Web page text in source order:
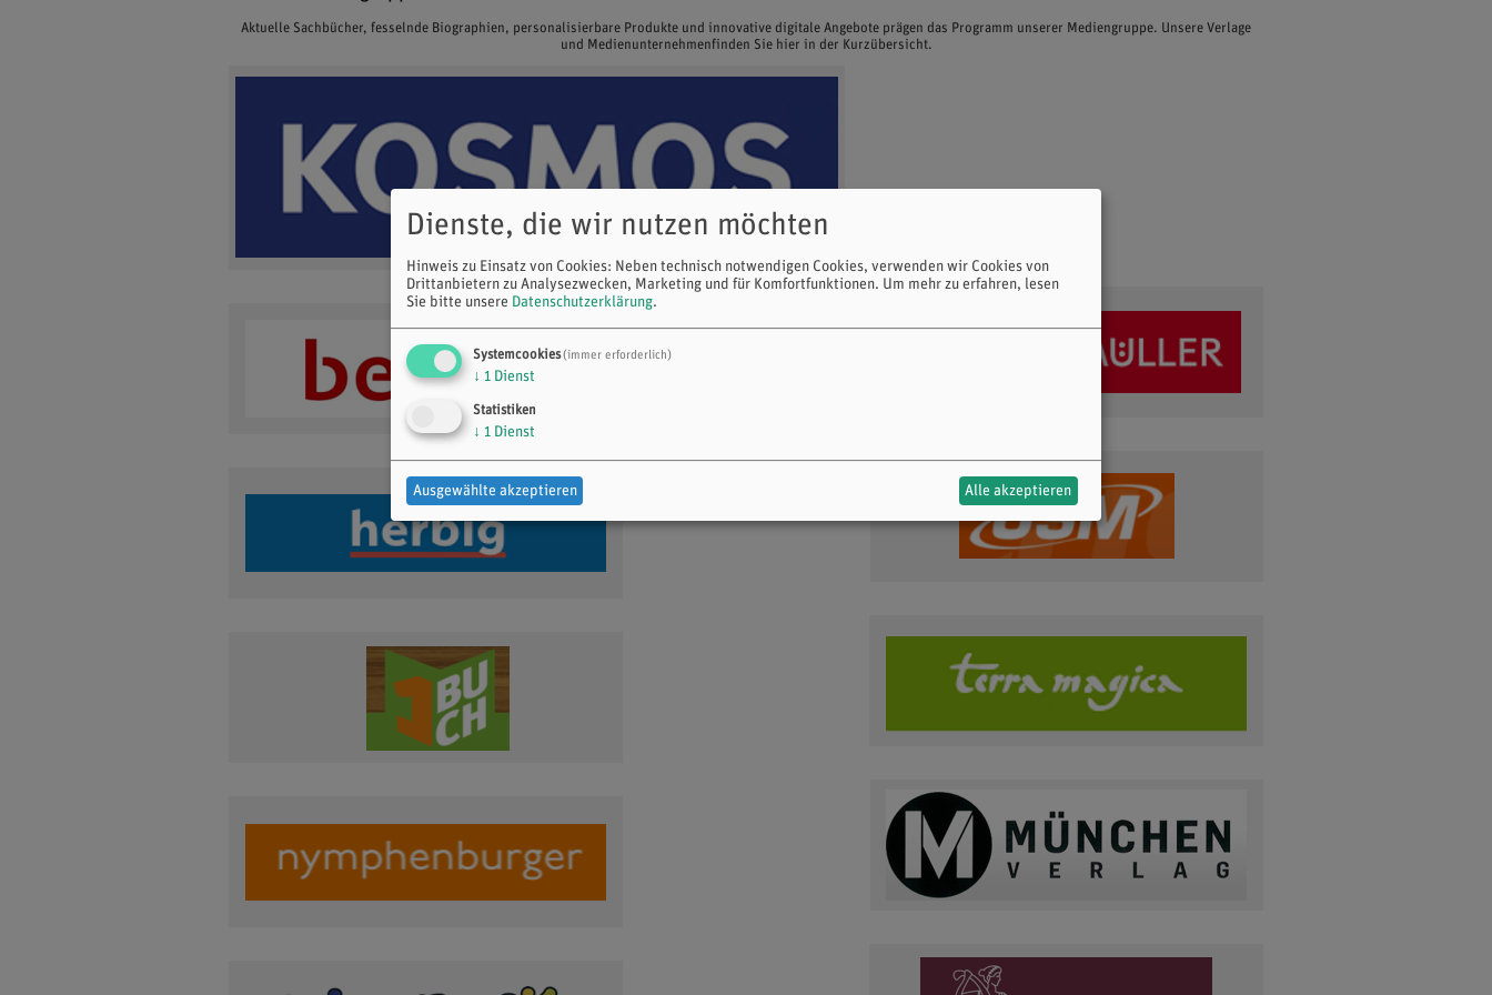
Aktuelle Sachbücher, fesselnde Biographien, personalisierbare Produkte und innovative digitale Angebote prägen das Programm unserer Mediengruppe. Unsere Verlage
und Medienunternehmenfinden Sie hier in der Kurzübersicht.
Dienste, die wir nutzen möchten
Hinweis zu Einsatz von Cookies: Neben technisch notwendigen Cookies, verwenden wir Cookies von
Drittanbietern zu Analysezwecken, Marketing und für Komfortfunktionen. Um mehr zu erfahren, lesen
Sie bitte unsere Datenschutzerklärung.
Systemcookies(immer erforderlich)
↓ 1 Dienst
Statistiken
↓ 1 Dienst
Ausgewählte akzeptieren Alle akzeptieren